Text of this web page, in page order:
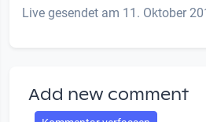
Live gesendet am 11. Oktober
Add new comment